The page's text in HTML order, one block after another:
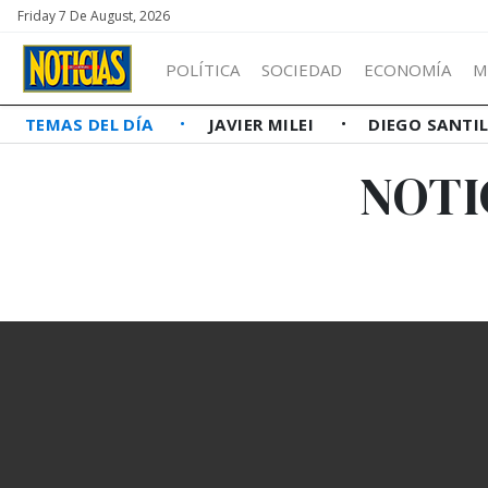
Friday 7 De August, 2026
POLÍTICA SOCIEDAD ECONOMÍA
TEMAS DEL DÍA JAVIER MILEI DIEGO